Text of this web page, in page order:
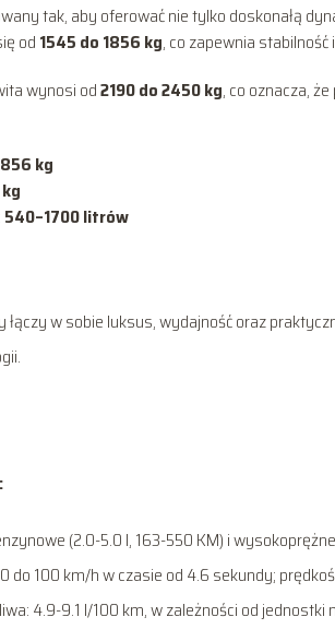
tak, aby oferować nie tylko doskonałą
od1545 do 1856 kg, co zapewnia
wynosi od2190 do 2450 kg, co oznacza,
kg
540–1700 litrów
łączy w sobie luksus, wydajność oraz
(2.0-5.0 l, 163-550 KM) i
do 100 km/h w czasie od 4.6 sekundy;
4.9-9.1 l/100 km, w zależności od jednostki